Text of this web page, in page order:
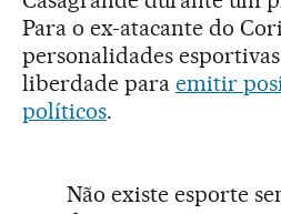
Para o ex-atacante do
personalidades
liberdade para emitir
políticos.
Não existe esporte